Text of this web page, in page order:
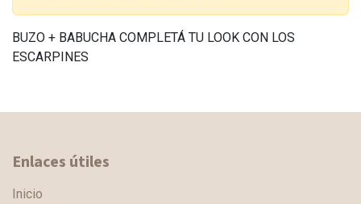
BUZO + BABUCHA COMPLETÁ TU LOOK CON LOS
ESCARPINES
Enlaces útiles
Inicio